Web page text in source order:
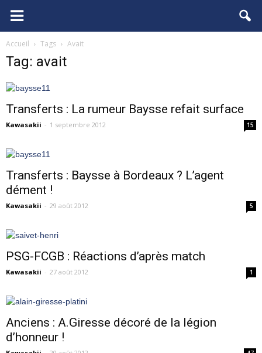
FCGB.net
Accueil Tags Avait
Tag: avait
Transferts : La rumeur Baysse refait surface
Kawasakii - 1 septembre 2012 15
Transferts : Baysse à Bordeaux ? L’agent
dément !
Kawasakii - 29 août 2012 5
PSG-FCGB : Réactions d’après match
Kawasakii - 27 août 2012 1
Anciens : A.Giresse décoré de la légion
d’honneur !